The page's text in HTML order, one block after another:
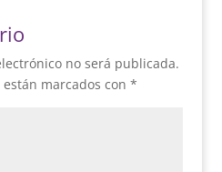
no será publicada.
marcados con *